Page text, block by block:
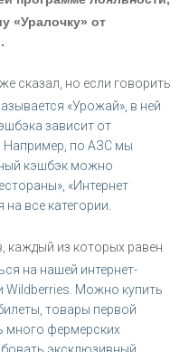
«Уралочку» от
сказал, но если говорить
«Урожай», в ней
зависит от
Например, по АЗС мы
кэшбэк можно
«Интернет
все категории.
каждый из которых равен
на нашей интернет-
Wildberries. Можно купить
товары первой
много фермерских
эксклюзивный